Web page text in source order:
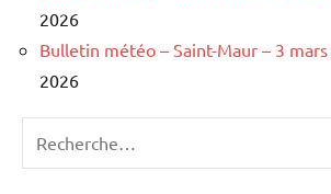
2026
Bulletin météo – Saint-Maur – 3
2026